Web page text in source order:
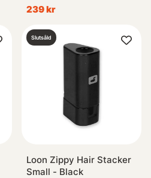
239 kr
Slutsåld
Loon Zippy Hair Stacker
Small - Black